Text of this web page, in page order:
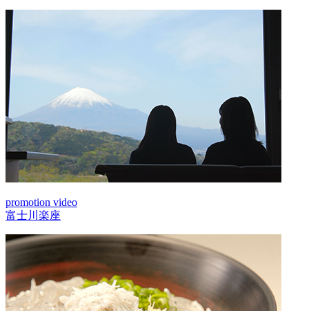
promotion video
富士川楽座